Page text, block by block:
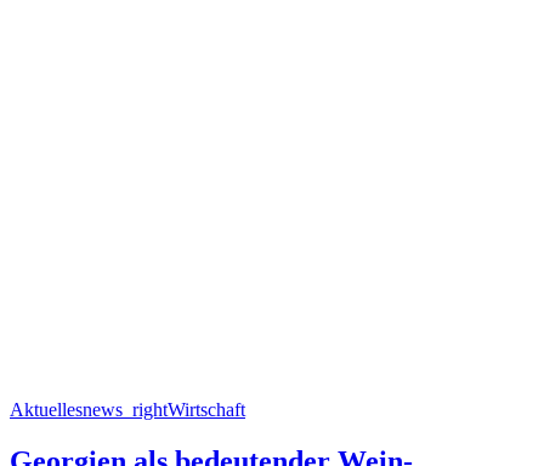
Aktuellesnews_rightWirtschaft